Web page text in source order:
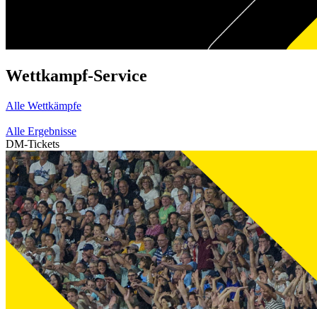
Wettkampf-Service
Alle Wettkämpfe
Alle Ergebnisse
DM-Tickets